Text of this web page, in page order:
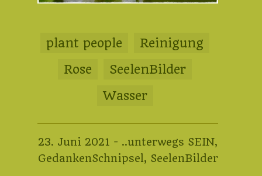
plant people
Reinigung
Rose
SeelenBilder
Wasser
23. Juni 2021 17.
Januar
- ..unterwegs SEIN,
GedankenSchnipsel , SeelenBilder